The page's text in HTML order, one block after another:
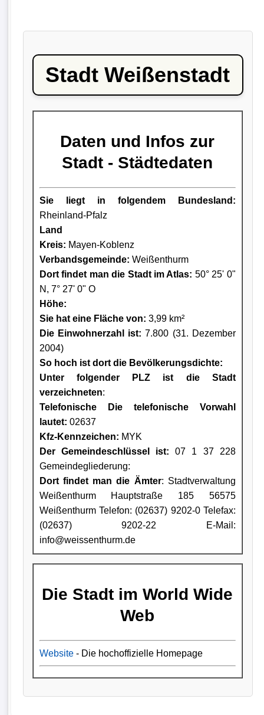
Stadt Weißenstadt
Daten und Infos zur
Stadt - Städtedaten
Sie liegt in folgendem Bundesland:
Rheinland-Pfalz
Land
Kreis: Mayen-Koblenz
Verbandsgemeinde: Weißenthurm
Dort findet man die Stadt im Atlas: 50° 25' 0"
N, 7° 27' 0" O
Höhe:
Sie hat eine Fläche von: 3,99 km²
Die Einwohnerzahl ist: 7.800 (31. Dezember
2004)
So hoch ist dort die Bevölkerungsdichte:
Unter folgender PLZ ist die Stadt
verzeichneten:
Telefonische Die telefonische Vorwahl
lautet: 02637
Kfz-Kennzeichen: MYK
Der Gemeindeschlüssel ist: 07 1 37 228
Gemeindegliederung:
Dort findet man die Ämter: Stadtverwaltung
Weißenthurm Hauptstraße 185 56575
Weißenthurm Telefon: (02637) 9202-0 Telefax:
(02637) 9202-22 E-Mail:
info@weissenthurm.de
Die Stadt im World Wide
Web
Website- Die hochoffizielle Homepage